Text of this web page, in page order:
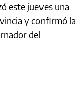
este jueves una
y confirmó la
del